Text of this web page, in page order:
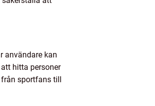
användare kan
hitta personer
från sportfans till